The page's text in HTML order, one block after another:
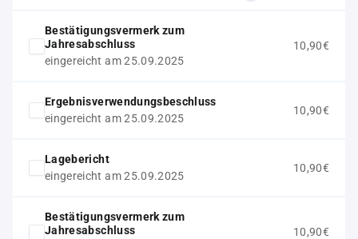
Bestätigungsvermerk zum
Jahresabschluss
eingereicht am 25.09.2025
10,90€
Ergebnisverwendungsbeschluss
eingereicht am 25.09.2025
10,90€
Lagebericht
eingereicht am 25.09.2025
10,90€
Bestätigungsvermerk zum
Jahresabschluss
10,90€